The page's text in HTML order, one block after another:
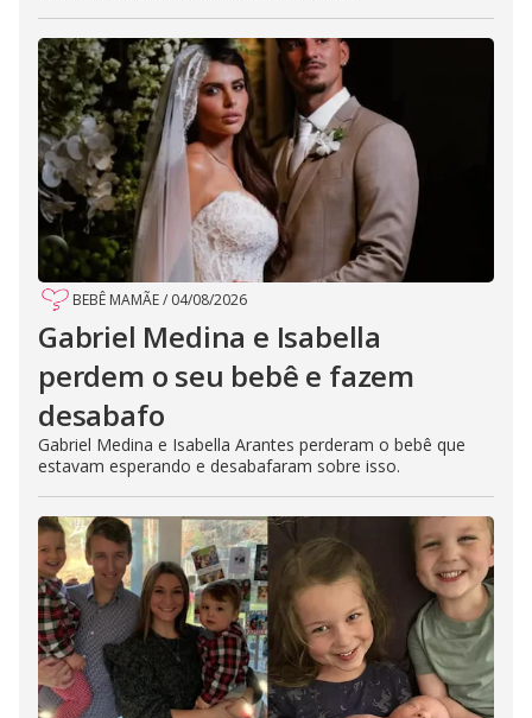
BEBÊ MAMÃE/ 04/08/2026
Gabriel Medina e Isabella
perdem o seu bebê e fazem
desabafo
Gabriel Medina e Isabella Arantes perderam o bebê que
estavam esperando e desabafaram sobre isso.